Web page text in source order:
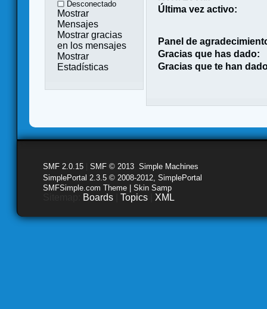
Desconectado
Mostrar
Mensajes
Mostrar gracias
en los mensajes
Mostrar
Estadísticas
Última vez activo:
Panel de
Gracias que has dado:
Gracias que te han
SMF 2.0.15 SMF © 2013 Simple Machines
SimplePortal 2.3.5 © 2008-2012, SimplePortal
SMFSimple.com Theme | Skin Samp
Boards Topics XML